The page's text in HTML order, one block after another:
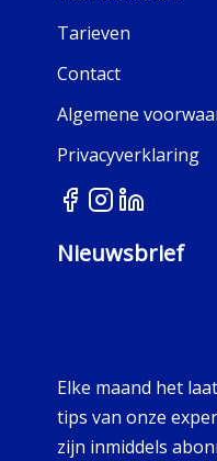
Tarieven
Contact
Algemene
Privacyverklaring
Nieuwsbrief
Elke maand het
tips van onze
zijn inmiddels